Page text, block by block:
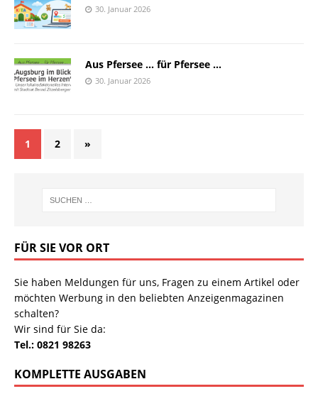
30. Januar 2026
Aus Pfersee … für Pfersee …
30. Januar 2026
1 2 »
FÜR SIE VOR ORT
Sie haben Meldungen für uns, Fragen zu einem Artikel oder
möchten Werbung in den beliebten Anzeigenmagazinen
schalten?
Wir sind für Sie da:
Tel.: 0821 98263
KOMPLETTE AUSGABEN